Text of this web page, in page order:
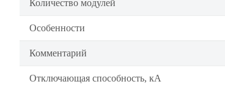
Количество модулей
Особенности
Комментарий
Отключающая способность, кА